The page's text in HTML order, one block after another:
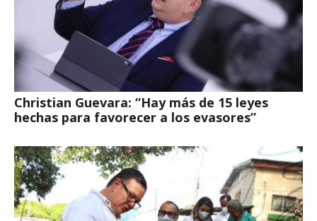
Christian Guevara: “Hay más de 15 leyes
hechas para favorecer a los evasores”